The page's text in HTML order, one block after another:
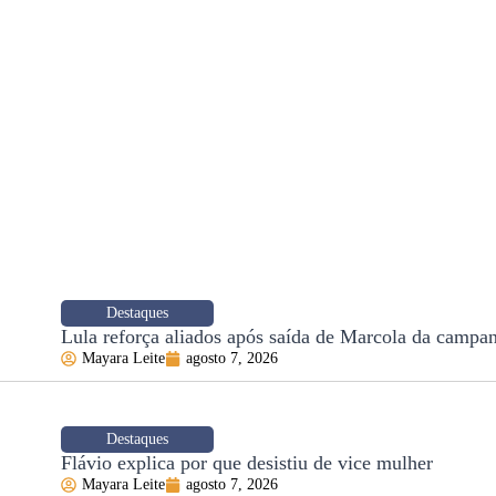
Destaques
Lula reforça aliados após saída de Marcola da
Mayara Leite agosto 7, 2026
Destaques
Flávio explica por que desistiu de vice mulher
Mayara Leite agosto 7, 2026